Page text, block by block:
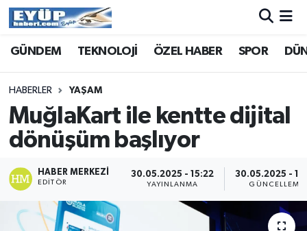
GÜNDEM TEKNOLOJİ ÖZEL HABER SPOR
HABERLER YAŞAM
MuğlaKart ile kentte dijital
dönüşüm başlıyor
HABER MERKEZI
EDITÖR
30.05.2025 - 15:22
YAYINLANMA
30.05.2025 -
GÜNCELLEME